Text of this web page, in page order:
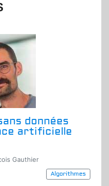
données
artificielle
Gauthier
Algorithmes